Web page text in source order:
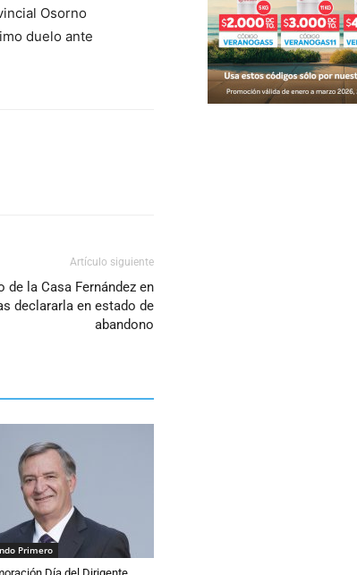
Osorno
duelo ante
Artículo siguiente
de la Casa Fernández en
declararla en estado de
abandono
Primero